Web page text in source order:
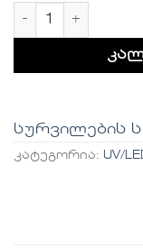
რაოდენობა:
სურვილების
კატეგორია: UV/